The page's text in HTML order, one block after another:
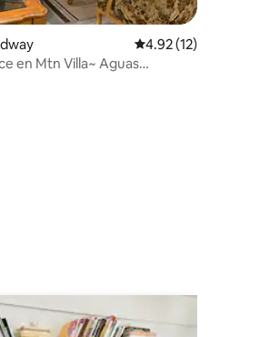
de 5, 463 reseñas Calificación
4.92 (12)
en Mtn Villa~ Aguas